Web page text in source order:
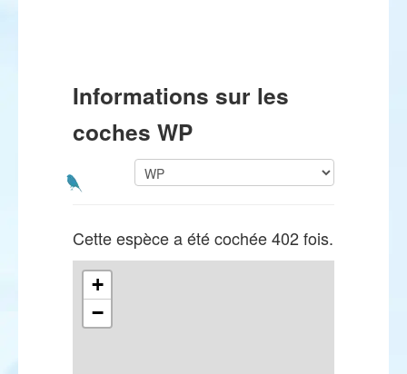
Informations sur les
coches WP
Cette espèce a été cochée 402 fois.
+
−